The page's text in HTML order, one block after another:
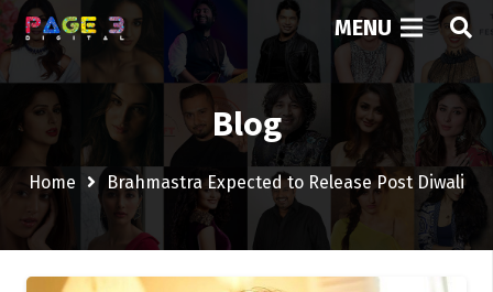
MENU
Blog
Home Brahmastra Expected to Release Post Diwali